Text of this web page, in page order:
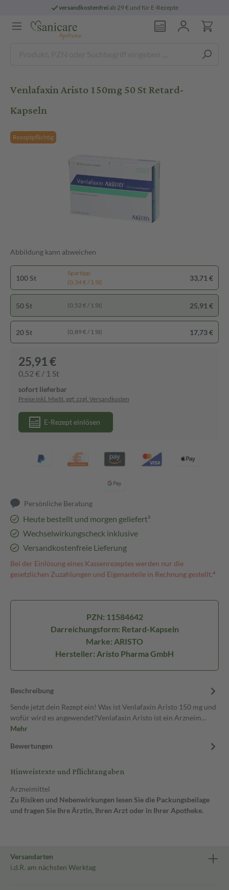
versandkostenfreiab 29 € und für E-Rezepte
Venlafaxin Aristo 150mg 50 St Retard-
Kapseln
Rezeptpflichtig
Abbildung kann abweichen
100 St
Spartipp
(0,34 € / 1 St)
33,71 €
50 St (0,52 € / 1 St) 25,91 €
20 St (0,89 € / 1 St) 17,73 €
25,91 €
0,52 € / 1 St
sofort lieferbar
Preise inkl. MwSt. ggf. zzgl. Versandkosten
E-Rezept einlösen
Persönliche Beratung
Heute bestellt und morgen geliefert³
Wechselwirkungscheck inklusive
Versandkostenfreie Lieferung
Bei der Einlösung eines Kassenrezeptes werden nur die
gesetzlichen Zuzahlungen und Eigenanteile in Rechnung gestellt.⁴
PZN: 11584642
Darreichungsform: Retard-Kapseln
Marke: ARISTO
Hersteller: Aristo Pharma GmbH
Beschreibung
Sende jetzt dein Rezept ein! Was ist Venlafaxin Aristo 150 mg und
wofür wird es angewendet?Venlafaxin Aristo ist ein Arzneim…
Mehr
Bewertungen
Hinweistexte und Pflichtangaben
Arzneimittel
Zu Risiken und Nebenwirkungen lesen Sie die Packungsbeilage
und fragen Sie Ihre Ärztin, Ihren Arzt oder in Ihrer Apotheke.
Versandarten
i.d.R. am nächsten Werktag